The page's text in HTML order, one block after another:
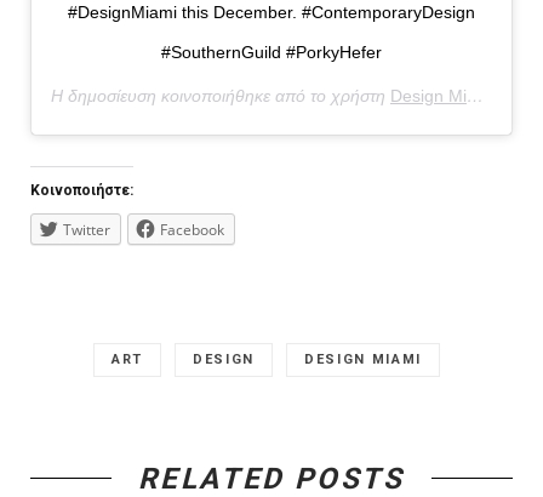
#DesignMiami this December. #ContemporaryDesign
#SouthernGuild #PorkyHefer
Η δημοσίευση κοινοποιήθηκε από το χρήστη Design Miami/
Κοινοποιήστε:
Twitter Facebook
ART DESIGN DESIGN MIAMI
RELATED POSTS